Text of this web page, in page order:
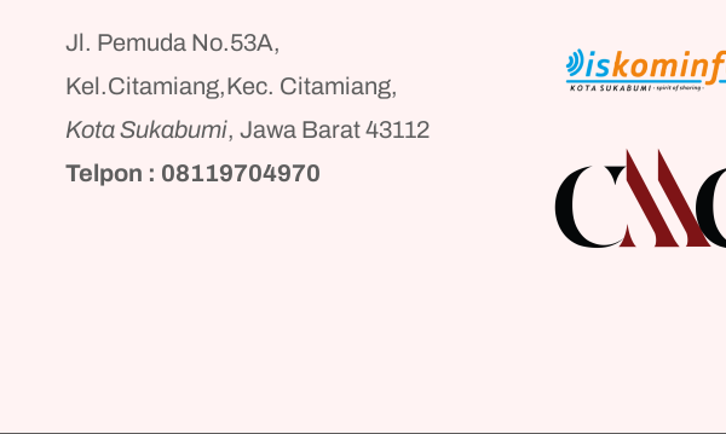
Jl. Pemuda No.53A,
Kel.Citamiang,Kec. Citamiang,
Kota Sukabumi, Jawa Barat 43112
Telpon : 08119704970